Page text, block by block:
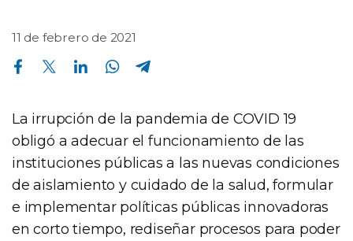
11 de febrero de 2021
Compartir en Facebook Compartir en Twitter Compartir en Linkedin Compartir en Whatsapp
La irrupción de la pandemia de COVID 19
obligó a adecuar el funcionamiento de las
instituciones públicas a las nuevas condiciones
de aislamiento y cuidado de la salud, formular
e implementar políticas públicas innovadoras
en corto tiempo, rediseñar procesos para poder